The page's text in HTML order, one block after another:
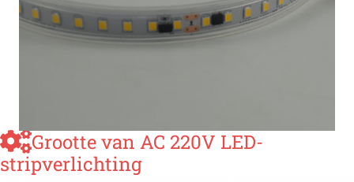
Grootte van AC 220V LED-
stripverlichting